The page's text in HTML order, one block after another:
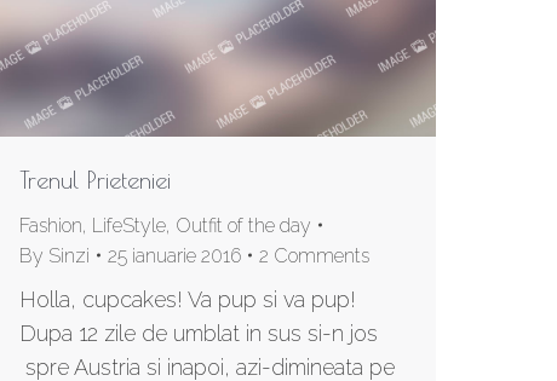
Trenul Prieteniei
Fashion, LifeStyle, Outfit of the day
By Sinzi 25 ianuarie 2016 2 Comments
Holla, cupcakes! Va pup si va pup!
Dupa 12 zile de umblat in sus si-n jos
spre Austria si inapoi, azi-dimineata pe